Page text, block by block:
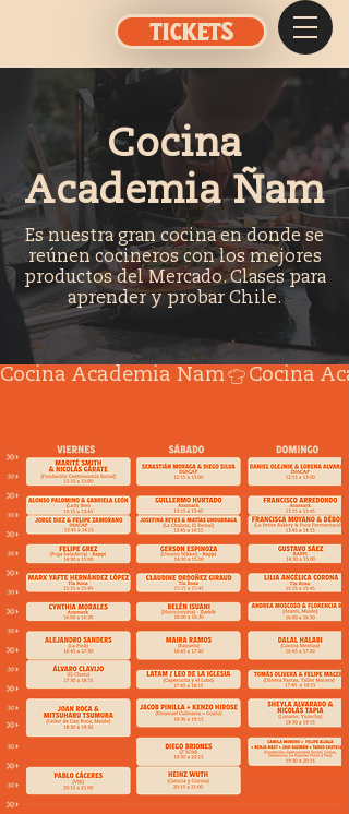
TICKETS
Cocina
Academia Ñam
Es nuestra gran cocina en donde se
reúnen cocineros con los mejores
productos del Mercado. Clases para
aprender y probar Chile.
Cocina Academia Ñam